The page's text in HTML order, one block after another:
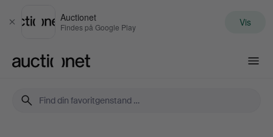
Luk
Auctionet
Findes på Google Play Vis